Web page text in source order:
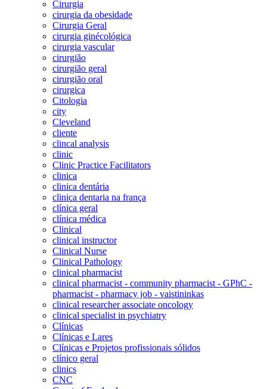
Cirurgia
cirurgia da obesidade
Cirurgia Geral
cirurgia ginécológica
cirurgia vascular
cirurgião
cirurgião geral
cirurgião oral
cirurgica
Citologia
city
Cleveland
cliente
clincal analysis
clinic
Clinic Practice Facilitators
clinica
clinica dentária
clinica dentaria na frança
clínica geral
clínica médica
Clinical
clinical instructor
Clinical Nurse
Clinical Pathology
clinical pharmacist
clinical pharmacist - community pharmacist - GPhC -
pharmacist - pharmacy job - vaistininkas
clinical researcher associate oncology
clinical specialist in psychiatry
Clínicas
Clínicas e Lares
Clínicas e Projetos profissionais sólidos
clínico geral
clinics
CNC